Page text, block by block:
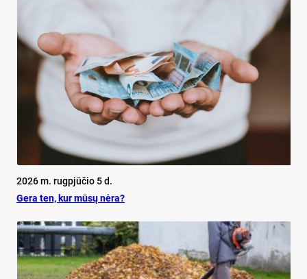
2026 m. rugpjūčio 5 d.
Ge­ra ten, kur mū­sų nė­ra?